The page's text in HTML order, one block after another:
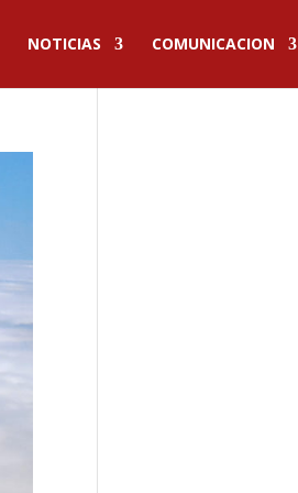
NOTICIAS COMUNICACION